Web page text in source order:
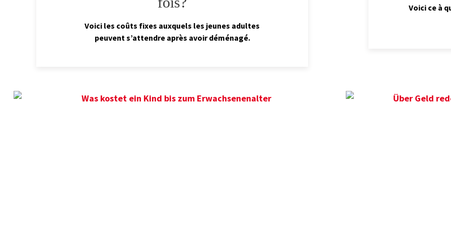
Voici les coûts fixes auxquels les jeunes adultes
peuvent s’attendre après avoir déménagé.
Voici ce à